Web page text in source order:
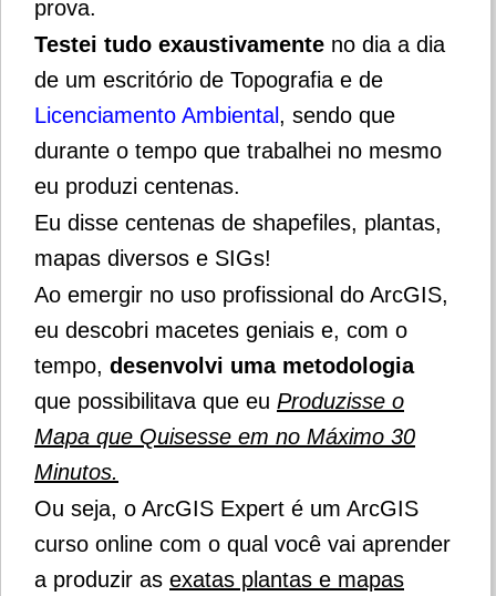
prova.
Testei tudo exaustivamente no dia a dia
de um escritório de Topografia e de
Licenciamento Ambiental , sendo que
durante o tempo que trabalhei no mesmo
eu produzi centenas.
Eu disse centenas de shapefiles, plantas,
mapas diversos e SIGs!
Ao emergir no uso profissional do ArcGIS,
eu descobri macetes geniais e, com o
tempo, desenvolvi uma metodologia
que possibilitava que eu Produzisse o
Mapa que Quisesse em no Máximo 30
Minutos.
Ou seja, o ArcGIS Expert é um ArcGIS
curso online com o qual você vai aprender
a produzir as exatas plantas e mapas